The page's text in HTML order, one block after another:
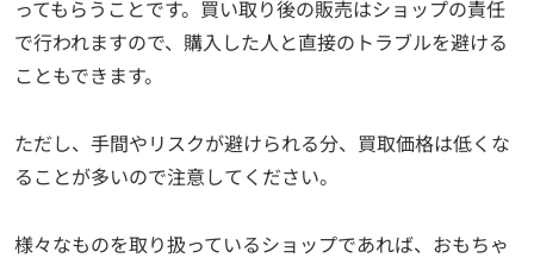
ってもらうことです。買い取り後の販売はショップの責任
で行われますので、購入した人と直接のトラブルを避ける
こともできます。
ただし、手間やリスクが避けられる分、買取価格は低くな
ることが多いので注意してください。
様々なものを取り扱っているショップであれば、おもちゃ